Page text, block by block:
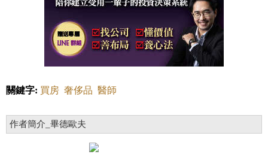
關鍵字: 買房 奢侈品 醫師
作者簡介_畢德歐夫